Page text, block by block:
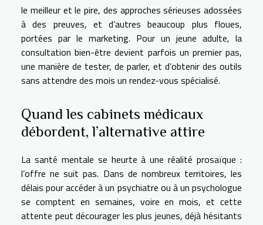
le meilleur et le pire, des approches sérieuses adossées
à des preuves, et d’autres beaucoup plus floues,
portées par le marketing. Pour un jeune adulte, la
consultation bien-être devient parfois un premier pas,
une manière de tester, de parler, et d’obtenir des outils
sans attendre des mois un rendez-vous spécialisé.
Quand les cabinets médicaux
débordent, l’alternative attire
La santé mentale se heurte à une réalité prosaïque :
l’offre ne suit pas. Dans de nombreux territoires, les
délais pour accéder à un psychiatre ou à un psychologue
se comptent en semaines, voire en mois, et cette
attente peut décourager les plus jeunes, déjà hésitants